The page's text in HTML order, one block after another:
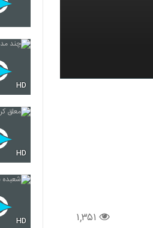
۱,۳۵۱
HD
HD
HD